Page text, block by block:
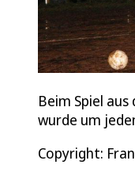
Beim Spiel
wurde um
Copyright: